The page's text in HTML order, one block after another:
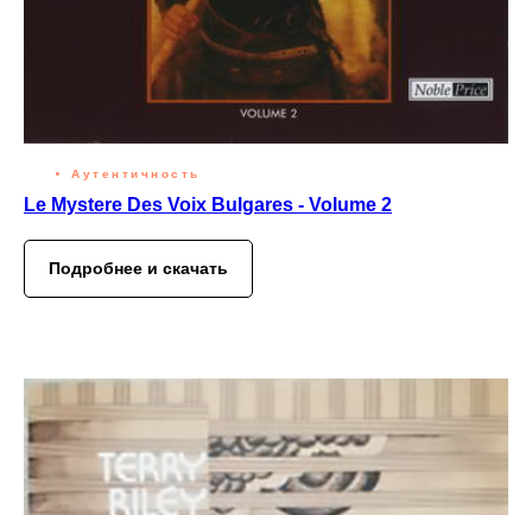
Аутентичность
Le Mystere Des Voix Bulgares - Volume 2
Подробнее и скачать